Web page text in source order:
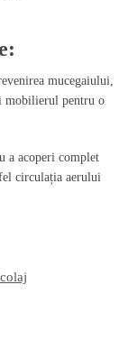
mucegaiului,
mobilierul pentru o
a acoperi complet
circulația aerului